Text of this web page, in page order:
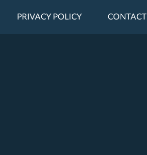
PRIVACY POLICY CONTACT